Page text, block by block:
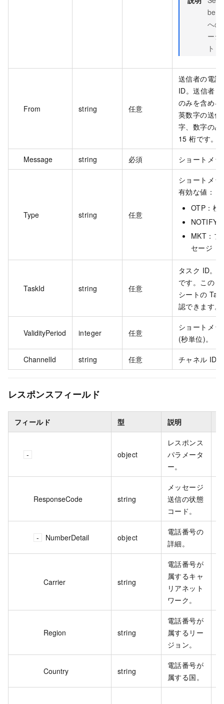
be
への
ー
ト
From string 任意
送信者の電
ID。送信者
のみを含め
英数字の送
字、数字の
15 桁です。
Message string 必須 ショートメ
Type string 任意
ショートメ
有効な値：
OTP：検
NOTIFY
MKT：プ
セージ
TaskId string 任意
タスク ID。
です。この
シートの
認できます。
ValidityPeriod integer 任意
ショートメ
(秒単位)。
ChannelId string 任意 チャネル ID。
レスポンスフィールド
フィールド 型 説明
object
レスポンス
パラメータ
ー。
ResponseCode string
メッセージ
送信の状態
コード。
NumberDetail object
電話番号の
詳細。
Carrier string
電話番号が
属するキャ
リアネット
ワーク。
Region string
電話番号が
属するリー
ジョン。
Country string
電話番号が
属する国。